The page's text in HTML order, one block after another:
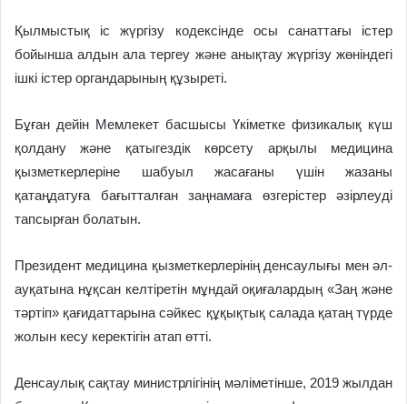
Қылмыстық іс жүргізу кодексінде осы санаттағы істер
бойынша алдын ала тергеу және анықтау жүргізу жөніндегі
ішкі істер органдарының құзыреті.
Бұған дейін Мемлекет басшысы Үкіметке физикалық күш
қолдану және қатыгездік көрсету арқылы медицина
қызметкерлеріне шабуыл жасағаны үшін жазаны
қатаңдатуға бағытталған заңнамаға өзгерістер әзірлеуді
тапсырған болатын.
Президент медицина қызметкерлерінің денсаулығы мен әл-
ауқатына нұқсан келтіретін мұндай оқиғалардың «Заң және
тәртіп» қағидаттарына сәйкес құқықтық салада қатаң түрде
жолын кесу керектігін атап өтті.
Денсаулық сақтау министрлігінің мәліметінше, 2019 жылдан